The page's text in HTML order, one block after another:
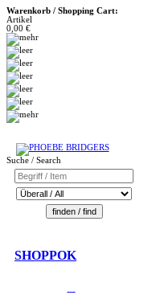
Warenkorb / Shopping Cart:
Artikel
0,00 €
Suche / Search
SHOPPOK